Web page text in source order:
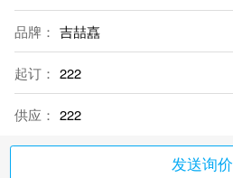
品牌： 吉喆嚞
起订： 222
供应： 222
发送询价